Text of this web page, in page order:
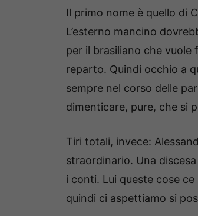
Il primo nome è quello di
L’esterno mancino
per il brasiliano che vuole
reparto. Quindi occhio a
sempre nel corso delle
dimenticare, pure, che si
Tiri totali, invece:
straordinario. Una
i conti. Lui queste cose
quindi ci aspettiamo si